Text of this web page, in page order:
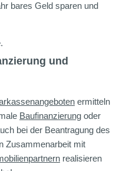
bares Geld sparen und
und
ermitteln
Baufinanzierung oder
bei der Beantragung des
Zusammenarbeit mit
realisieren